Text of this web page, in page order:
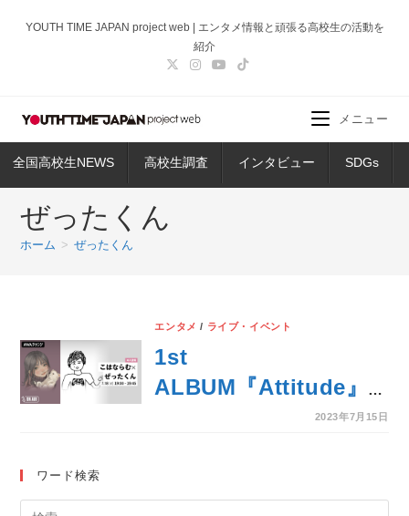
ス
ッ
YOUTH TIME JAPAN project web | エンタメ情報と頑張る高校生の活動を
紹介
全国高校生NEWS 高校生調査 インタビュー SDGs
メニュー
ぜったくん
ホーム > ぜったくん
エンタメ / ライブ・イベント
1st
ALBUM『Attitude』
リリース記念！「こは
で参加するAWAラウ
2023年7月15日
ワード検索